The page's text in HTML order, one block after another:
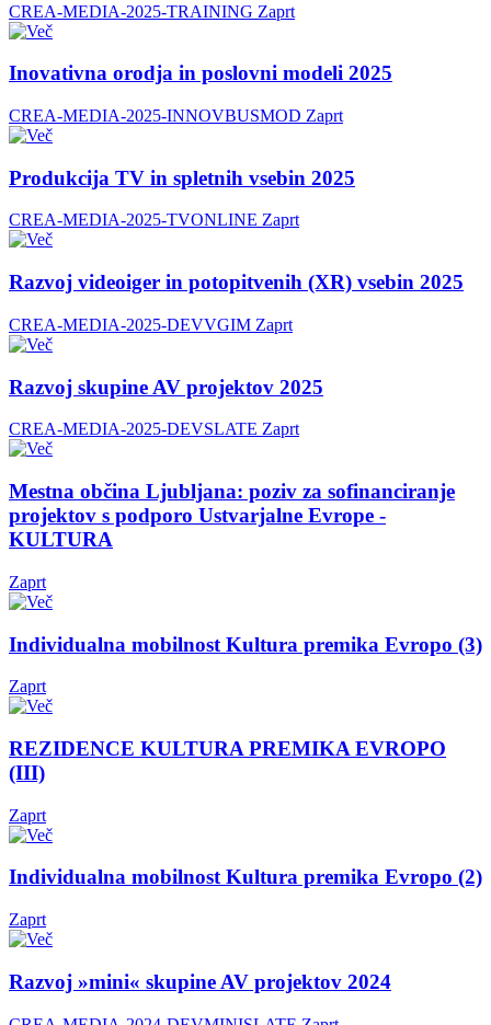
CREA-MEDIA-2025-TRAINING Zaprt
Inovativna orodja in poslovni modeli 2025
CREA-MEDIA-2025-INNOVBUSMOD Zaprt
Produkcija TV in spletnih vsebin 2025
CREA-MEDIA-2025-TVONLINE Zaprt
Razvoj videoiger in potopitvenih (XR) vsebin 2025
CREA-MEDIA-2025-DEVVGIM Zaprt
Razvoj skupine AV projektov 2025
CREA-MEDIA-2025-DEVSLATE Zaprt
Mestna občina Ljubljana: poziv za sofinanciranje
projektov s podporo Ustvarjalne Evrope -
KULTURA
Zaprt
Individualna mobilnost Kultura premika Evropo (3)
Zaprt
REZIDENCE KULTURA PREMIKA EVROPO
(III)
Zaprt
Individualna mobilnost Kultura premika Evropo (2)
Zaprt
Razvoj »mini« skupine AV projektov 2024